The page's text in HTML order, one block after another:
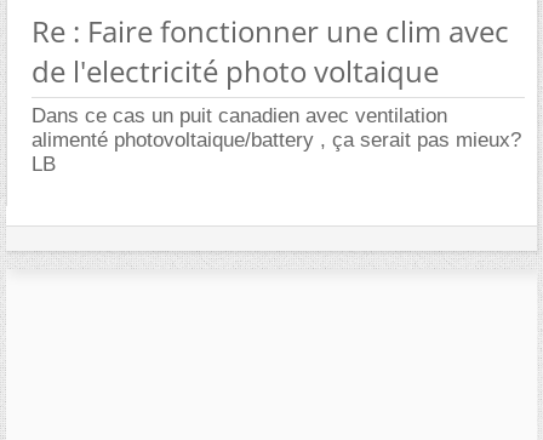
Re : Faire fonctionner une clim avec
de l'electricité photo voltaique
Dans ce cas un puit canadien avec ventilation
alimenté photovoltaique/battery , ça serait pas mieux?
LB